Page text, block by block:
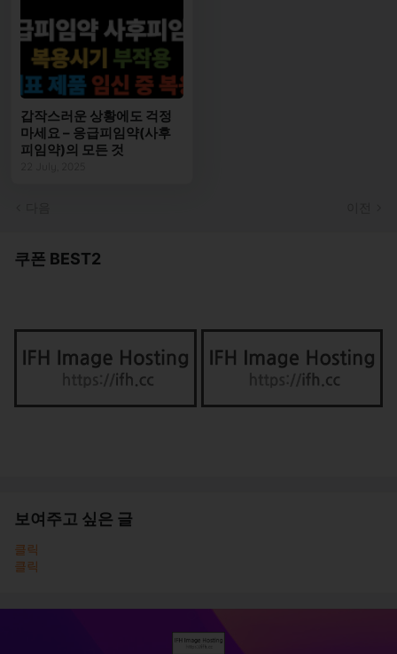
갑작스러운 상황에도 걱정
마세요 – 응급피임약(사후
피임약)의 모든 것
쿠폰 BEST2
보여주고 싶은 글
클릭
클릭